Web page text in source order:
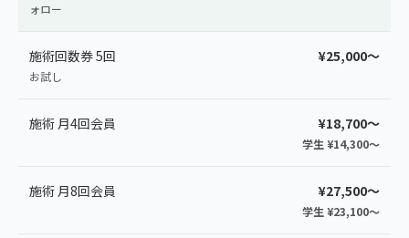
ォロー
施術回数券 5回
お試し
¥25,000〜
施術 月4回会員 ¥18,700〜
学生 ¥14,300〜
施術 月8回会員 ¥27,500〜
学生 ¥23,100〜